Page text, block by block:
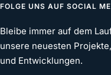
FOLGE UNS AUF SOCIAL
Bleibe immer auf dem
unsere neuesten
und Entwicklungen.